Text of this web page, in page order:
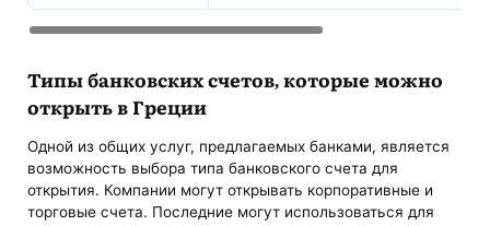
Типы банковских счетов, которые можно
открыть в Греции
Одной из общих услуг, предлагаемых банками, является
возможность выбора типа банковского счета для
открытия. Компании могут открывать корпоративные и
торговые счета. Последние могут использоваться для